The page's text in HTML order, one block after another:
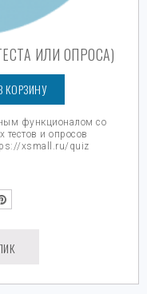
ИЛИ ОПРОСА)
КОРЗИНУ
функционалом со
и опросов
xsmall.ru/quiz